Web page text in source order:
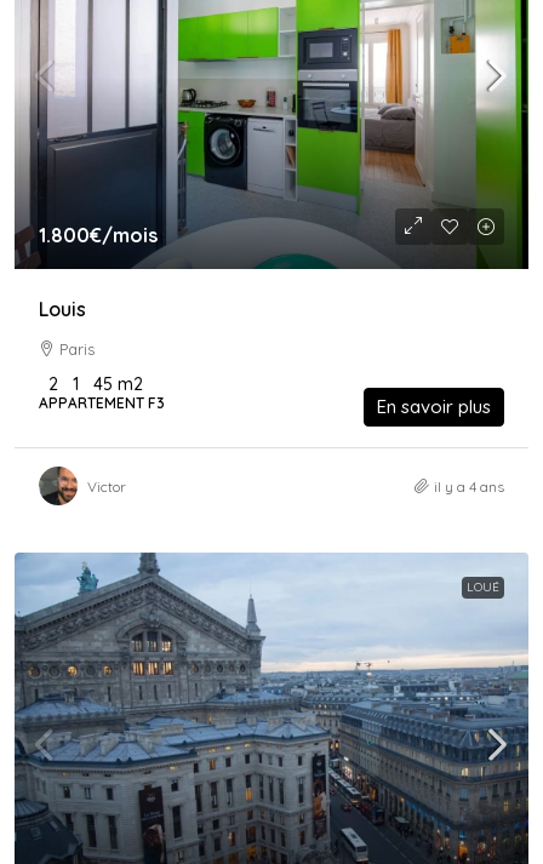
1.800€/mois
Louis
Paris
2 1 45 m2
APPARTEMENT F3 En savoir plus
Victor il y a 4 ans
LOUÉ